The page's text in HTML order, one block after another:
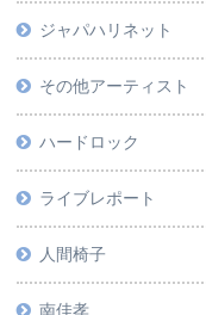
ジャパハリネット
その他アーティスト
ハードロック
ライブレポート
人間椅子
南佳孝